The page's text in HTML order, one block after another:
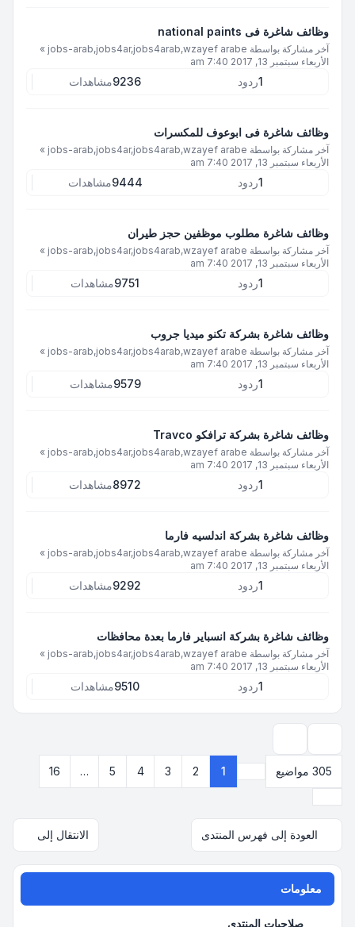
وظائف شاغرة فى national paints
آخر مشاركة بواسطةjobs-arab,jobs4ar,jobs4arab,wzayef arabe
»
الأربعاء سبتمبر 13, 2017 7:40 am
ردود 9236مشاهدات
وظائف شاغرة فى ابوعوف للمكسرات
آخر مشاركة بواسطةjobs-arab,jobs4ar,jobs4arab,wzayef arabe
»
الأربعاء سبتمبر 13, 2017 7:40 am
ردود 9444مشاهدات
وظائف شاغرة مطلوب موظفين حجز طيران
آخر مشاركة بواسطةjobs-arab,jobs4ar,jobs4arab,wzayef arabe
»
الأربعاء سبتمبر 13, 2017 7:40 am
ردود 9751مشاهدات
وظائف شاغرة بشركة تكنو ميديا جروب
آخر مشاركة بواسطةjobs-arab,jobs4ar,jobs4arab,wzayef arabe
»
الأربعاء سبتمبر 13, 2017 7:40 am
ردود 9579مشاهدات
وظائف شاغرة بشركة ترافكو Travco
آخر مشاركة بواسطةjobs-arab,jobs4ar,jobs4arab,wzayef arabe
»
الأربعاء سبتمبر 13, 2017 7:40 am
ردود 8972مشاهدات
وظائف شاغرة بشركة اندلسيه فارما
آخر مشاركة بواسطةjobs-arab,jobs4ar,jobs4arab,wzayef arabe
»
الأربعاء سبتمبر 13, 2017 7:40 am
ردود 9292مشاهدات
وظائف شاغرة بشركة انسباير فارما بعدة محافظات
آخر مشاركة بواسطةjobs-arab,jobs4ar,jobs4arab,wzayef arabe
»
الأربعاء سبتمبر 13, 2017 7:40 am
ردود 9510مشاهدات
305 مواضيع
صفحة من 16
4
…
16
العودة إلى فهرس المنتدى الانتقال إلى
معلومات
صلاحيات المنتدى